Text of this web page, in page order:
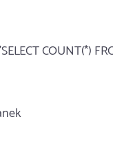
COUNT(*)